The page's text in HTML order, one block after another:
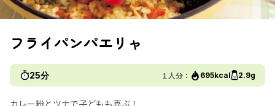
フライパンパエリャ
25分 １人分： 695kcal 2.9g